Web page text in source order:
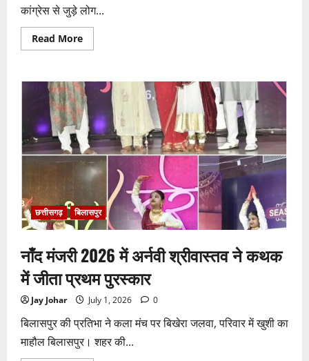
कांग्रेस से जुड़े लोग...
Read MoreRead
more
में
कांग्रेसी
ठेकेदार
को
करोड़ों
का
टेंडर:
मंत्रियों
के
नाक
के
हो
रहा
खेल,
अफसरों
मिलीभगत
से
रहा
करोड़ों
का
टेंडर,
सरकार
तक
पहुंची
बात
छत्तीसगढ़ बिलासपुर
नाँद मंजरी 2026 में अर्नवी श्रीवास्तव ने कथक
में जीता प्रथम पुरस्कार
Jay Johar July 1, 2026 0
बिलासपुर की प्रतिभा ने कला मंच पर बिखेरा जलवा, परिवार में खुशी का
माहौल बिलासपुर। शहर की...